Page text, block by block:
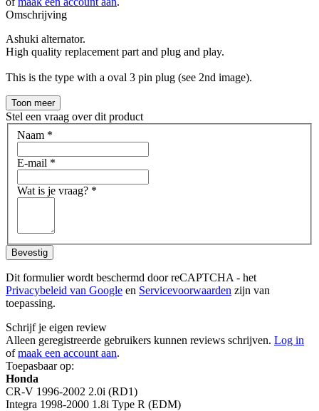
Omschrijving
Ashuki alternator.
High quality replacement part and plug and play.
This is the type with a oval 3 pin plug (see 2nd image).
Toon meer
Stel een vraag over dit product
Naam *
E-mail *
Wat is je vraag? *
Bevestig
Dit formulier wordt beschermd door reCAPTCHA - het
Privacybeleid van Google en Servicevoorwaarden zijn van
toepassing.
Schrijf je eigen review
Alleen geregistreerde gebruikers kunnen reviews schrijven. Log in
ofmaak een account aan.
Toepasbaar op:
Honda
CR-V 1996-2002 2.0i (RD1)
Integra 1998-2000 1.8i Type R (EDM)